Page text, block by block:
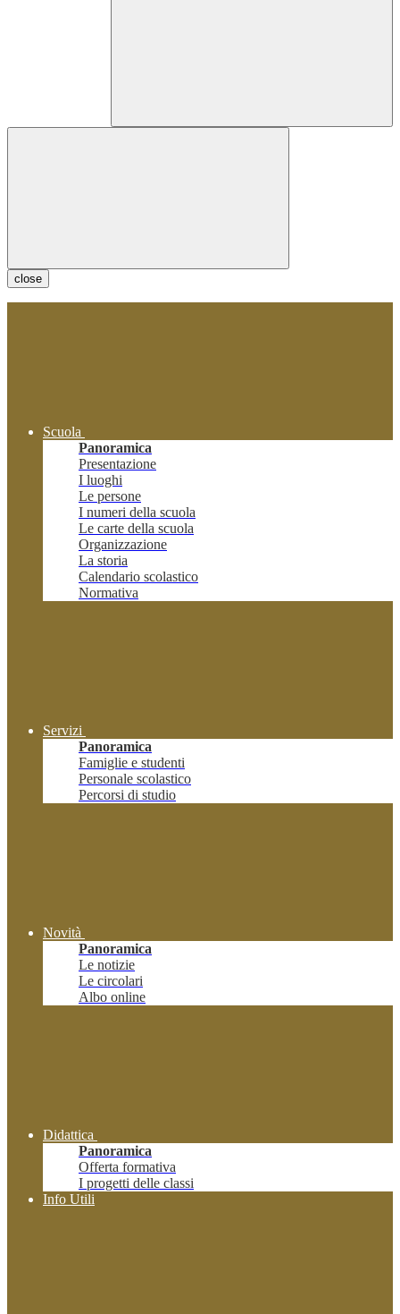
close
Scuola
Panoramica
Presentazione
I luoghi
Le persone
I numeri della scuola
Le carte della scuola
Organizzazione
La storia
Calendario scolastico
Normativa
Servizi
Panoramica
Famiglie e studenti
Personale scolastico
Percorsi di studio
Novità
Panoramica
Le notizie
Le circolari
Albo online
Didattica
Panoramica
Offerta formativa
I progetti delle classi
Info Utili